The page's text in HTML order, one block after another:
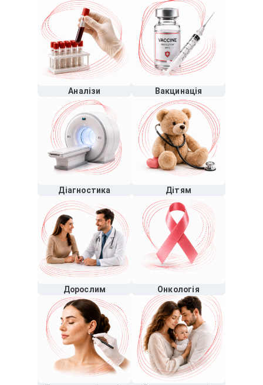
Аналізи Вакцинація
Діагностика Дітям
Дорослим Онкологія